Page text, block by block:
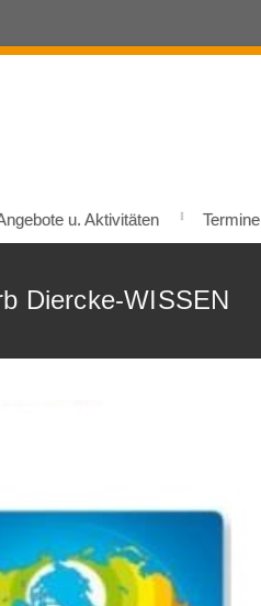
u. Aktivitäten Termine
Diercke-WISSEN